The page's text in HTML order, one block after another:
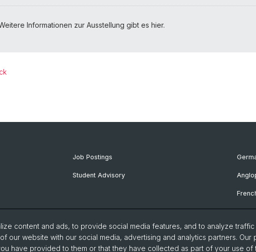
Informationen zur Ausstellung gibt es hier.
Job Postings
Student Advisory
content and ads, to provide social media features, and to analyze
our website with our social media, advertising and analytics partners. Our
have provided to them or that they have collected as part of your use of